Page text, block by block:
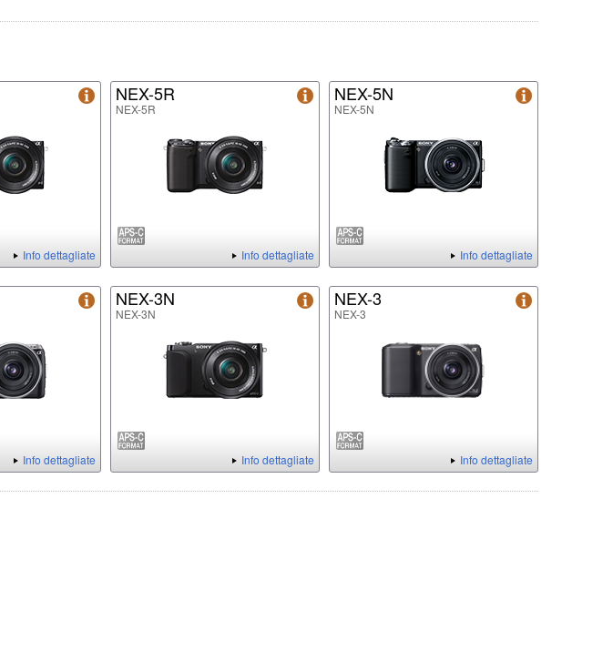
Info dettagliate
NEX-5R
NEX-5R
Info dettagliate
NEX-5N
NEX-5N
Info dettagliate
Info dettagliate
NEX-3N
NEX-3N
Info dettagliate
NEX-3
NEX-3
Info dettagliate